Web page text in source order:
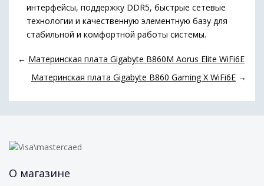
интерфейсы, поддержку DDR5, быстрые сетевые
технологии и качественную элементную базу для
стабильной и комфортной работы системы.
← Материнская плата Gigabyte B860M Aorus Elite WiFi6E
Материнская плата Gigabyte B860 Gaming X WiFi6E →
О магазине